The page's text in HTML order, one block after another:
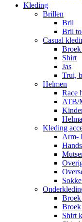
Kleding
Brillen
Bril
Bril
Casual
Shirt
Jas
Trui,
Helmen
Race
ATB/
Kleding
Arm-
Shirt